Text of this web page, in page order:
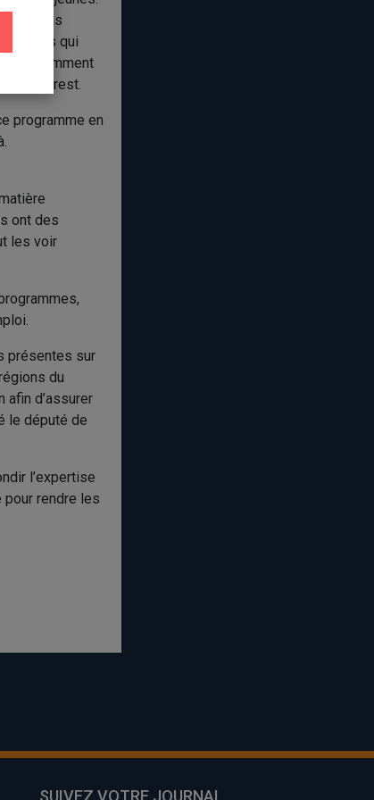
femmes qui
et comment
Charest.
programme en
ont des
les voir
présentes sur
du
afin d’assurer
le député de
l’expertise
rendre les